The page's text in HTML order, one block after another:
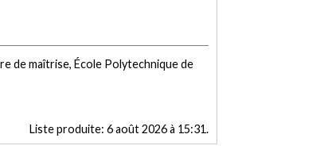
de maîtrise, École Polytechnique de
Liste produite: 6 août 2026 à 15:31.